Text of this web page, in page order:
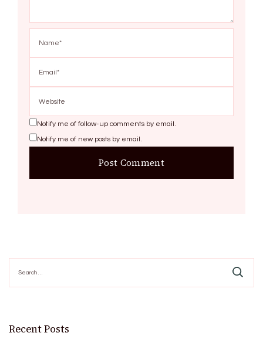
Notify me of follow-up comments by email.
Notify me of new posts by email.
for:
Recent Posts